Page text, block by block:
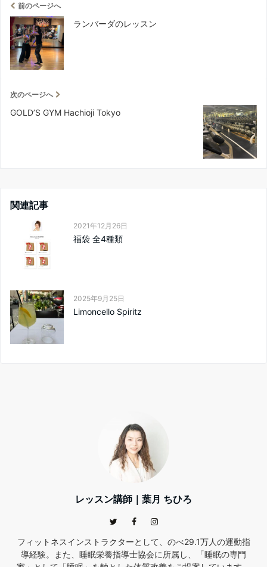
前のページへ
ランバーダのレッスン
次のページへ
GOLD’S GYM Hachioji Tokyo
関連記事
2021年12月26日
福袋 全4種類
2025年9月25日
Limoncello Spiritz
レッスン講師｜葉月 ちひろ
フィットネスインストラクターとして、のべ29.1万人の運動指
導経験。また、睡眠栄養指導士協会に所属し、「睡眠の専門